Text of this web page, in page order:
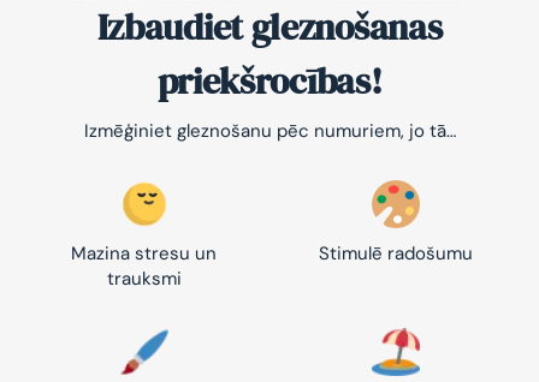
Izbaudiet gleznošanas
priekšrocības!
Izmēģiniet gleznošanu pēc numuriem, jo tā…
Mazina stresu un
trauksmi
Stimulē radošumu